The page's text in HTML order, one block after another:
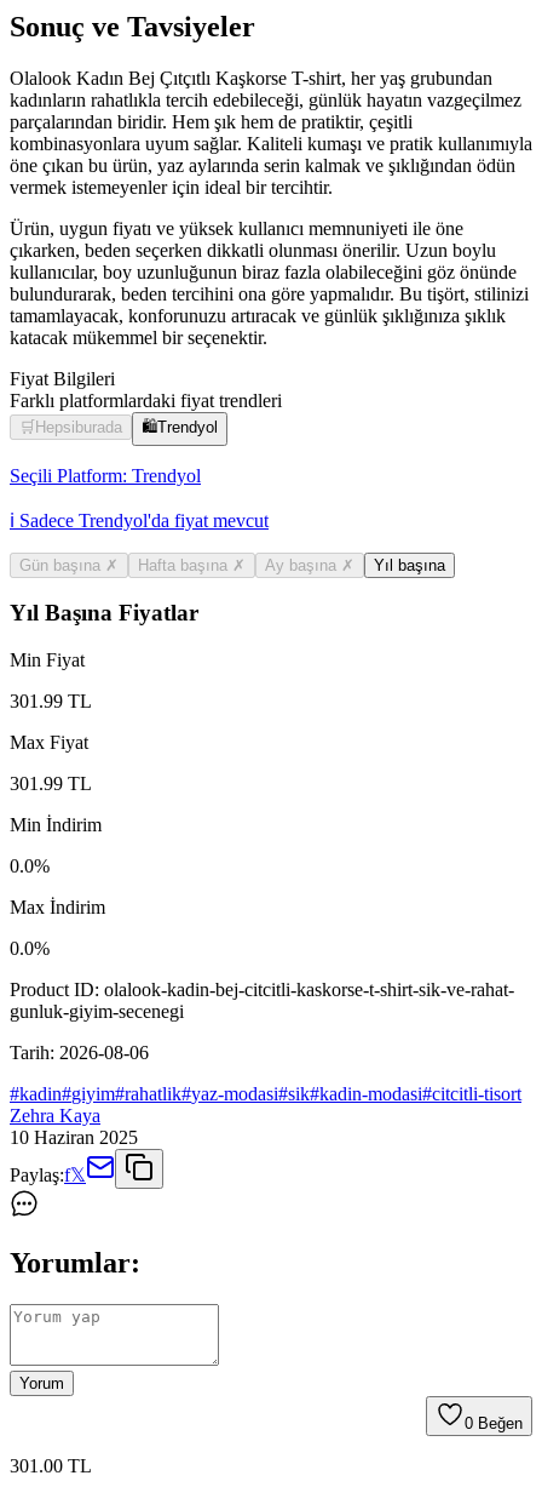
Sonuç ve Tavsiyeler
Olalook Kadın Bej Çıtçıtlı Kaşkorse T-shirt, her yaş grubundan
kadınların rahatlıkla tercih edebileceği, günlük hayatın vazgeçilmez
parçalarından biridir. Hem şık hem de pratiktir, çeşitli
kombinasyonlara uyum sağlar. Kaliteli kumaşı ve pratik kullanımıyla
öne çıkan bu ürün, yaz aylarında serin kalmak ve şıklığından ödün
vermek istemeyenler için ideal bir tercihtir.
Ürün, uygun fiyatı ve yüksek kullanıcı memnuniyeti ile öne
çıkarken, beden seçerken dikkatli olunması önerilir. Uzun boylu
kullanıcılar, boy uzunluğunun biraz fazla olabileceğini göz önünde
bulundurarak, beden tercihini ona göre yapmalıdır. Bu tişört, stilinizi
tamamlayacak, konforunuzu artıracak ve günlük şıklığınıza şıklık
katacak mükemmel bir seçenektir.
Fiyat Bilgileri
Farklı platformlardaki fiyat trendleri
🛒Hepsiburada 🛍️Trendyol
Seçili Platform: Trendyol
ℹ️ Sadece Trendyol'da fiyat mevcut
Gün başına ✗ Hafta başına ✗ Ay başına ✗ Yıl başına
Yıl Başına Fiyatlar
Min Fiyat
301.99 TL
Max Fiyat
301.99 TL
Min İndirim
0.0%
Max İndirim
0.0%
Product ID: olalook-kadin-bej-citcitli-kaskorse-t-shirt-sik-ve-rahat-
gunluk-giyim-secenegi
Tarih: 2026-08-06
#kadin#giyim#rahatlik#yaz-modasi#sik#kadin-modasi#citcitli-tisort
Zehra Kaya
10 Haziran 2025
Paylaş:f𝕏
Yorumlar:
Yorum
0 Beğen
301 .00 TL